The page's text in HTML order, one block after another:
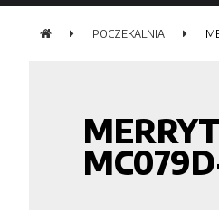
POCZEKALNIA